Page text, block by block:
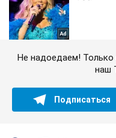
Не надоедаем!
наш
Подписаться